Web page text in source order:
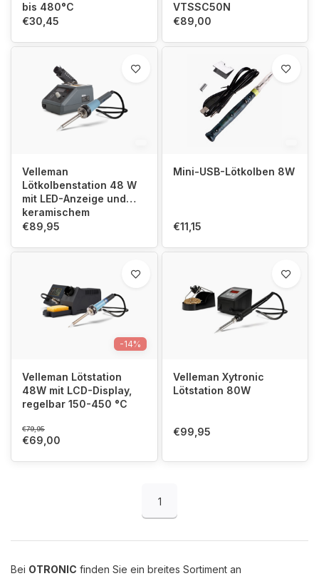
bis 480°C
€30,45
VTSSC50N
€89,00
Velleman
Lötkolbenstation 48 W
mit LED-Anzeige und
keramischem
Heizelement 160-480
€89,95
Mini-USB-Lötkolben 8W
€11,15
-14%
Velleman Lötstation
48W mit LCD-Display,
regelbar 150-450 °C
€79,95
€69,00
Velleman Xytronic
Lötstation 80W
€99,95
1
Bei OTRONIC finden Sie ein breites Sortiment an